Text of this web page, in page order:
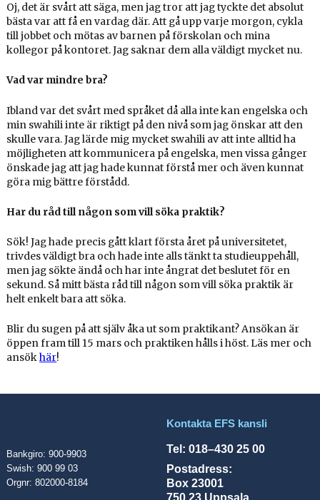
Oj, det är svårt att säga, men jag tror att jag tyckte det absolut
bästa var att få en vardag där. Att gå upp varje morgon, cykla
till jobbet och mötas av barnen på förskolan och mina
kollegor på kontoret. Jag saknar dem alla väldigt mycket nu.
Vad var mindre bra?
Ibland var det svårt med språket då alla inte kan engelska och
min swahili inte är riktigt på den nivå som jag önskar att den
skulle vara. Jag lärde mig mycket swahili av att inte alltid ha
möjligheten att kommunicera på engelska, men vissa gånger
önskade jag att jag hade kunnat förstå mer och även kunnat
göra mig bättre förstådd.
Har du råd till någon som vill söka praktik?
Sök! Jag hade precis gått klart första året på universitetet,
trivdes väldigt bra och hade inte alls tänkt ta studieuppehåll,
men jag sökte ändå och har inte ångrat det beslutet för en
sekund. Så mitt bästa råd till någon som vill söka praktik är
helt enkelt bara att söka.
Blir du sugen på att själv åka ut som praktikant? Ansökan är
öppen fram till 15 mars och praktiken hålls i höst. Läs mer och
ansökhär!
Bankgiro: 900-9903
Swish: 900 99 03
Orgnr: 802000-8184
Kontakta EFS kansli
Tel: 018–430 25 00
Postadress:
Box 23001
750 23 Uppsala